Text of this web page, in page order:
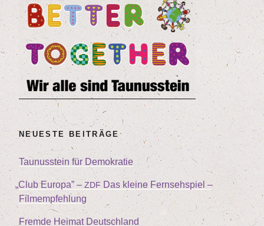
NEU­ES­TE BEITRÄGE
Tau­nus­stein für Demokratie
„Club Euro­pa” – ZDFDas klei­ne Fern­seh­spiel –
Filmempfehlung
Frem­de Hei­mat Deutschland